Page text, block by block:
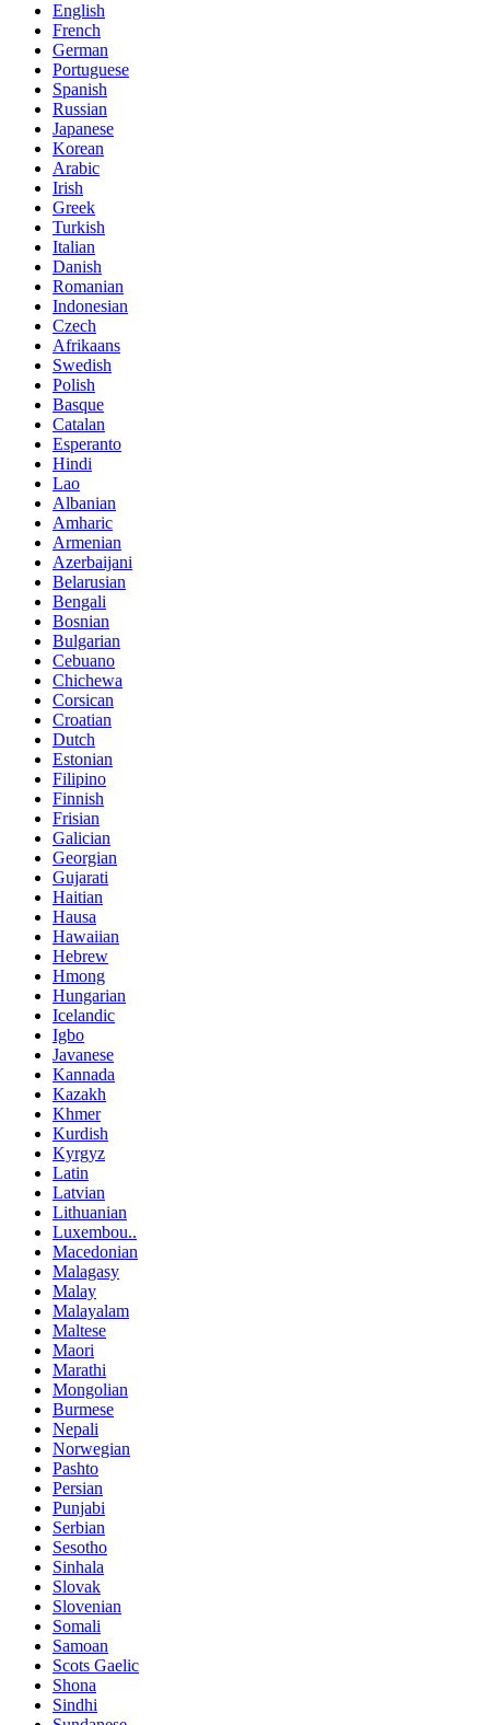
English
French
German
Portuguese
Spanish
Russian
Japanese
Korean
Arabic
Irish
Greek
Turkish
Italian
Danish
Romanian
Indonesian
Czech
Afrikaans
Swedish
Polish
Basque
Catalan
Esperanto
Hindi
Lao
Albanian
Amharic
Armenian
Azerbaijani
Belarusian
Bengali
Bosnian
Bulgarian
Cebuano
Chichewa
Corsican
Croatian
Dutch
Estonian
Filipino
Finnish
Frisian
Galician
Georgian
Gujarati
Haitian
Hausa
Hawaiian
Hebrew
Hmong
Hungarian
Icelandic
Igbo
Javanese
Kannada
Kazakh
Khmer
Kurdish
Kyrgyz
Latin
Latvian
Lithuanian
Luxembou..
Macedonian
Malagasy
Malay
Malayalam
Maltese
Maori
Marathi
Mongolian
Burmese
Nepali
Norwegian
Pashto
Persian
Punjabi
Serbian
Sesotho
Sinhala
Slovak
Slovenian
Somali
Samoan
Scots Gaelic
Shona
Sindhi